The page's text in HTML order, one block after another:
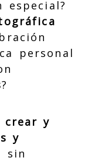
especial?
personal
?
crear y
y
sin